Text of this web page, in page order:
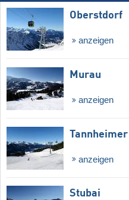
Oberstdorf
anzeigen
Murau
anzeigen
anzeigen
Stubai